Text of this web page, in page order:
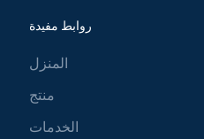
روابط مفيدة
المنزل
منتج
الخدمات